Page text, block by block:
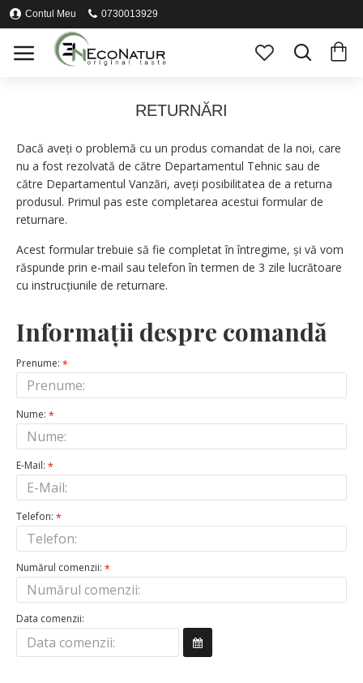
Contul Meu 0730013929
RETURNĂRI
Dacă aveţi o problemă cu un produs comandat de la noi, care
nu a fost rezolvată de către Departamentul Tehnic sau de
către Departamentul Vanzări, aveți posibilitatea de a returna
produsul. Primul pas este completarea acestui formular de
returnare.
Acest formular trebuie să fie completat în întregime, și vă vom
răspunde prin e-mail sau telefon în termen de 3 zile lucrătoare
cu instrucțiunile de returnare.
Informaţii despre comandă
Prenume:
Nume:
E-Mail:
Telefon:
Numărul comenzii:
Data comenzii: